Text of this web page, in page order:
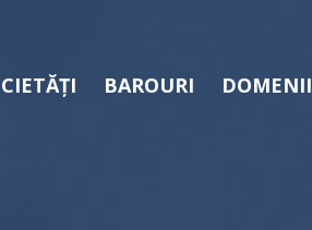
BAROURI DOMENII